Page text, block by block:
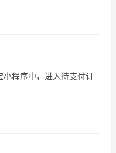
程序中，进入待支付订